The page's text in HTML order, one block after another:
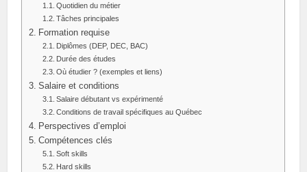
Quotidien du métier
Tâches principales
Formation requise
Diplômes (DEP, DEC, BAC)
Durée des études
Où étudier ? (exemples et liens)
Salaire et conditions
Salaire débutant vs expérimenté
Conditions de travail spécifiques au Québec
Perspectives d’emploi
Compétences clés
Soft skills
Hard skills